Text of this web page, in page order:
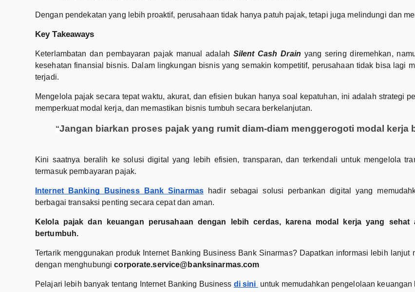
Dengan pendekatan yang lebih proaktif, perusahaan tidak hanya patuh pajak, tetapi juga melindungi dan
Key Takeaways
Keterlambatan dan pembayaran pajak manual adalah Silent Cash Drain yang sering diremehkan,
kesehatan finansial bisnis. Dalam lingkungan bisnis yang semakin kompetitif, perusahaan tidak bisa lagi
terjadi.
Mengelola pajak secara tepat waktu, akurat, dan efisien bukan hanya soal kepatuhan, ini adalah strategi
memperkuat modal kerja, dan memastikan bisnis tumbuh secara berkelanjutan.
“Jangan biarkan proses pajak yang rumit diam-diam menggerogoti modal kerja
Kini saatnya beralih ke solusi digital yang lebih efisien, transparan, dan terkendali untuk mengelola
termasuk pembayaran pajak.
Internet Banking Business Bank Sinarmas hadir sebagai solusi perbankan digital yang
berbagai transaksi penting secara cepat dan aman.
Kelola pajak dan keuangan perusahaan dengan lebih cerdas, karena modal kerja yang
bertumbuh.
Tertarik menggunakan produk Internet Banking Business Bank Sinarmas? Dapatkan informasi lebih lanjut
dengan menghubungicorporate.service@banksinarmas.com
Pelajari lebih banyak tentang Internet Banking Business di sini untuk memudahkan pengelolaan keuangan